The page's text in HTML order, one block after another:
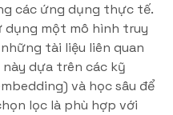
các ứng dụng thực tế.
dụng một mô hình truy
tài liệu liên quan
dựa trên các kỹ
và học sâu để
lọc là phù hợp với